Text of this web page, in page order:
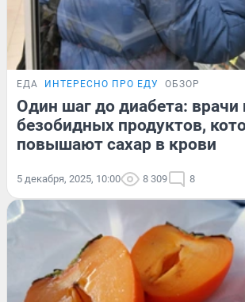
ЕДА ИНТЕРЕСНО ПРО ЕДУ ОБЗОР
Один шаг до диабета: врачи
безобидных продуктов,
повышают сахар в крови
5 декабря, 2025, 10:00 8 309 8